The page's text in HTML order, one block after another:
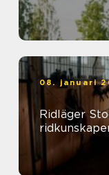
08. januari
Ridläger